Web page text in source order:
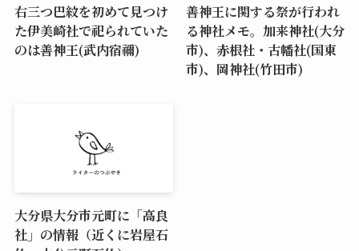
右三つ巴紋を初めて見つけ
た伊美崎社で祀られていた
のは善神王(武内宿禰)
善神王に関する祭が行われ
る神社メモ。加来神社(大分
市)、赤根社・古幡社(国東
市)、岡神社(竹田市)
大分県大分市元町に「高良
社」の情報（近くに岩屋石